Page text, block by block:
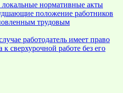
нормативные акты
положение работников
трудовым
работодатель имеет право
к сверхурочной работе без его